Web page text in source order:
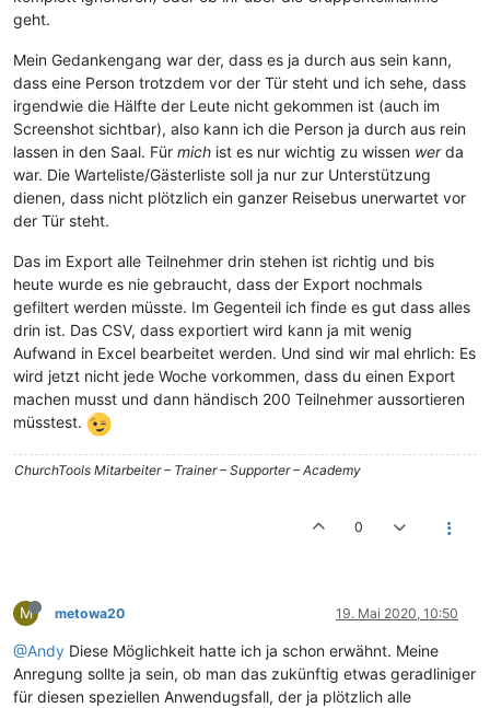
geht.
Mein Gedankengang war der, dass es ja durch aus sein kann,
dass eine Person trotzdem vor der Tür steht und ich sehe, dass
irgendwie die Hälfte der Leute nicht gekommen ist (auch im
Screenshot sichtbar), also kann ich die Person ja durch aus rein
lassen in den Saal. Für mich ist es nur wichtig zu wissen werda
war. Die Warteliste/Gästerliste soll ja nur zur Unterstützung
dienen, dass nicht plötzlich ein ganzer Reisebus unerwartet vor
der Tür steht.
Das im Export alle Teilnehmer drin stehen ist richtig und bis
heute wurde es nie gebraucht, dass der Export nochmals
gefiltert werden müsste. Im Gegenteil ich finde es gut dass alles
drin ist. Das CSV, dass exportiert wird kann ja mit wenig
Aufwand in Excel bearbeitet werden. Und sind wir mal ehrlich: Es
wird jetzt nicht jede Woche vorkommen, dass du einen Export
machen musst und dann händisch 200 Teilnehmer aussortieren
müsstest.
ChurchTools Mitarbeiter – Trainer – Supporter – Academy
0
M metowa20 19. Mai 2020, 10:50
@Andy Diese Möglichkeit hatte ich ja schon erwähnt. Meine
Anregung sollte ja sein, ob man das zukünftig etwas geradliniger
für diesen speziellen Anwendugsfall, der ja plötzlich alle